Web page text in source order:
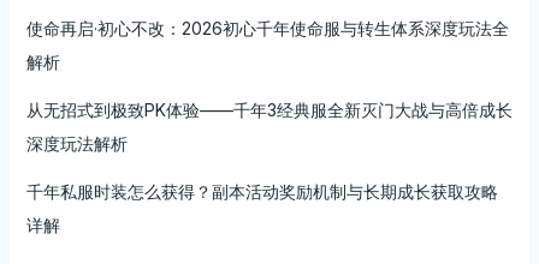
使命再启·初心不改：2026初心千年使命服与转生体系深度玩法全
解析
从无招式到极致PK体验——千年3经典服全新灭门大战与高倍成长
深度玩法解析
千年私服时装怎么获得？副本活动奖励机制与长期成长获取攻略
详解